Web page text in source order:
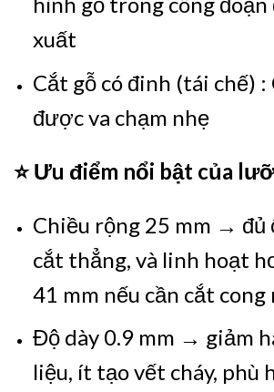
xuất
Cắt gỗ có đinh (tái chế) :
được va chạm nhẹ
⭐ Ưu điểm nổi bật của
Chiều rộng 25 mm → đủ
cắt thẳng, và linh hoạt
41 mm nếu cần cắt cong
Độ dày 0.9 mm → giảm
liệu, ít tạo vết cháy, phù